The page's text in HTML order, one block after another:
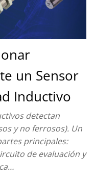
un Sensor
Inductivo
detectan
y no ferrosos). Un
principales:
de evaluación y